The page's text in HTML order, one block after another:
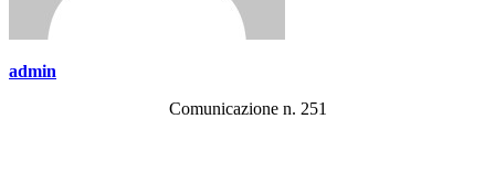
admin
Comunicazione n. 251